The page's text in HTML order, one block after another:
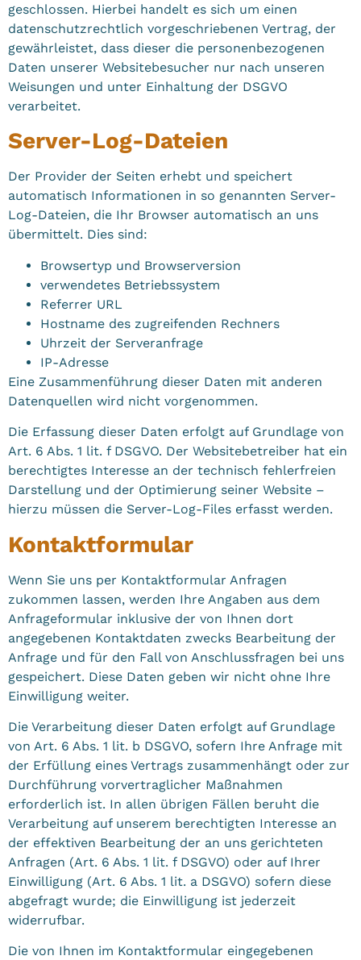
geschlossen. Hierbei handelt es sich um einen
datenschutzrechtlich vorgeschriebenen Vertrag, der
gewährleistet, dass dieser die personenbezogenen
Daten unserer Websitebesucher nur nach unseren
Weisungen und unter Einhaltung der DSGVO
verarbeitet.
Server-Log-Dateien
Der Provider der Seiten erhebt und speichert
automatisch Informationen in so genannten Server-
Log-Dateien, die Ihr Browser automatisch an uns
übermittelt. Dies sind:
Browsertyp und Browserversion
verwendetes Betriebssystem
Referrer URL
Hostname des zugreifenden Rechners
Uhrzeit der Serveranfrage
IP-Adresse
Eine Zusammenführung dieser Daten mit anderen
Datenquellen wird nicht vorgenommen.
Die Erfassung dieser Daten erfolgt auf Grundlage von
Art. 6 Abs. 1 lit. f DSGVO. Der Websitebetreiber hat ein
berechtigtes Interesse an der technisch fehlerfreien
Darstellung und der Optimierung seiner Website –
hierzu müssen die Server-Log-Files erfasst werden.
Kontaktformular
Wenn Sie uns per Kontaktformular Anfragen
zukommen lassen, werden Ihre Angaben aus dem
Anfrageformular inklusive der von Ihnen dort
angegebenen Kontaktdaten zwecks Bearbeitung der
Anfrage und für den Fall von Anschlussfragen bei uns
gespeichert. Diese Daten geben wir nicht ohne Ihre
Einwilligung weiter.
Die Verarbeitung dieser Daten erfolgt auf Grundlage
von Art. 6 Abs. 1 lit. b DSGVO, sofern Ihre Anfrage mit
der Erfüllung eines Vertrags zusammenhängt oder zur
Durchführung vorvertraglicher Maßnahmen
erforderlich ist. In allen übrigen Fällen beruht die
Verarbeitung auf unserem berechtigten Interesse an
der effektiven Bearbeitung der an uns gerichteten
Anfragen (Art. 6 Abs. 1 lit. f DSGVO) oder auf Ihrer
Einwilligung (Art. 6 Abs. 1 lit. a DSGVO) sofern diese
abgefragt wurde; die Einwilligung ist jederzeit
widerrufbar.
Die von Ihnen im Kontaktformular eingegebenen